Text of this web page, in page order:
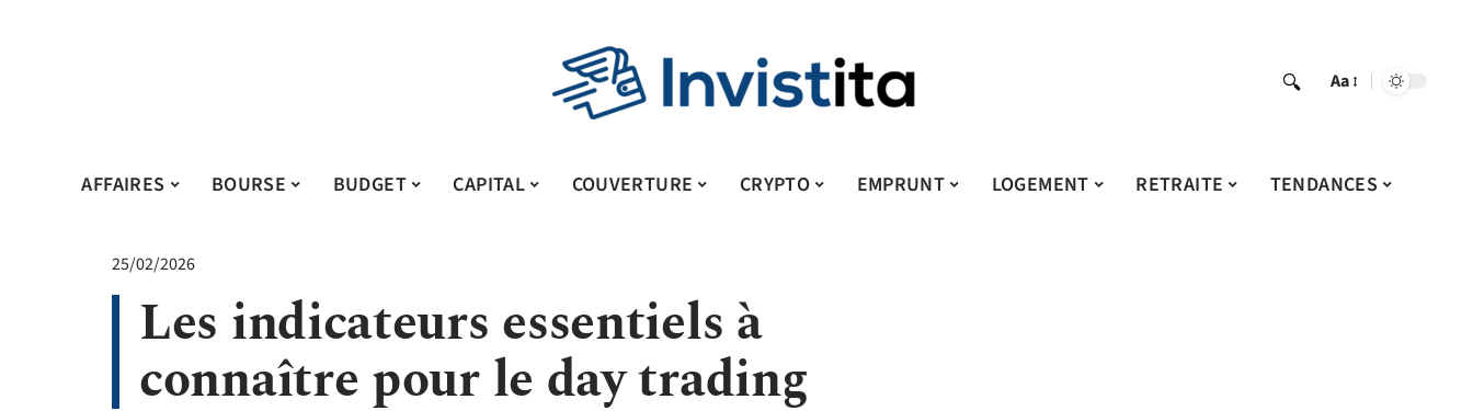
Aa
AFFAIRES BOURSE BUDGET CAPITAL COUVERTURE CRYPTO EMPRUNT LOGEMENT RETRAITE TENDANCES
25/02/2026
Les indicateurs essentiels à
connaître pour le day trading